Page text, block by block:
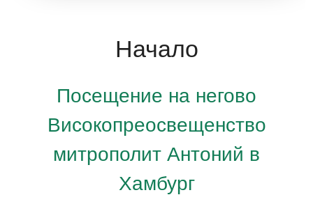
Начало
Посещение на негово
Високопреосвещенство
митрополит Антоний в
Хамбург